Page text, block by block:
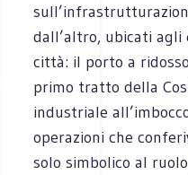
dall’altro, ubi­cati
città: il porto a
primo tratto della
indu­striale
ope­ra­zioni che
solo sim­bo­lico al